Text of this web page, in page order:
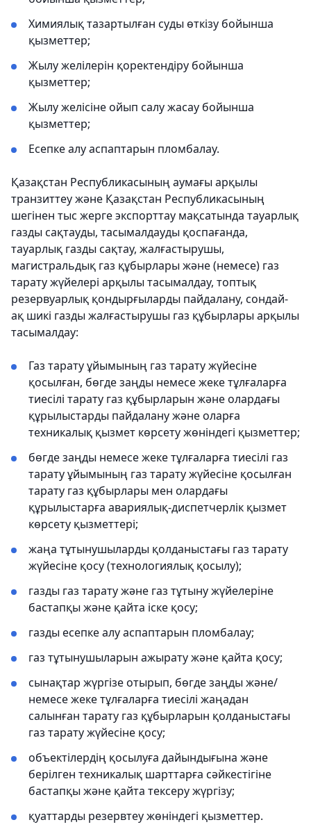
Химиялық тазартылған суды өткізу бойынша
қызметтер;
Жылу желілерін қоректендіру бойынша
қызметтер;
Жылу желісіне ойып салу жасау бойынша
қызметтер;
Есепке алу аспаптарын пломбалау.
Қазақстан Республикасының аумағы арқылы
транзиттеу және Қазақстан Республикасының
шегінен тыс жерге экспорттау мақсатында тауарлық
газды сақтауды, тасымалдауды қоспағанда,
тауарлық газды сақтау, жалғастырушы,
магистральдық газ құбырлары және (немесе) газ
тарату жүйелері арқылы тасымалдау, топтық
резервуарлық қондырғыларды пайдалану, сондай-
ақ шикі газды жалғастырушы газ құбырлары арқылы
тасымалдау:
Газ тарату ұйымының газ тарату жүйесіне
қосылған, бөгде заңды немесе жеке тұлғаларға
тиесілі тарату газ құбырларын және олардағы
құрылыстарды пайдалану және оларға
техникалық қызмет көрсету жөніндегі қызметтер;
бөгде заңды немесе жеке тұлғаларға тиесілі газ
тарату ұйымының газ тарату жүйесіне қосылған
тарату газ құбырлары мен олардағы
құрылыстарға авариялық-диспетчерлік қызмет
көрсету қызметтері;
жаңа тұтынушыларды қолданыстағы газ тарату
жүйесіне қосу (технологиялық қосылу);
газды газ тарату және газ тұтыну жүйелеріне
бастапқы және қайта іске қосу;
газды есепке алу аспаптарын пломбалау;
газ тұтынушыларын ажырату және қайта қосу;
сынақтар жүргізе отырып, бөгде заңды және/
немесе жеке тұлғаларға тиесілі жаңадан
салынған тарату газ құбырларын қолданыстағы
газ тарату жүйесіне қосу;
объектілердің қосылуға дайындығына және
берілген техникалық шарттарға сәйкестігіне
бастапқы және қайта тексеру жүргізу;
қуаттарды резервтеу жөніндегі қызметтер.